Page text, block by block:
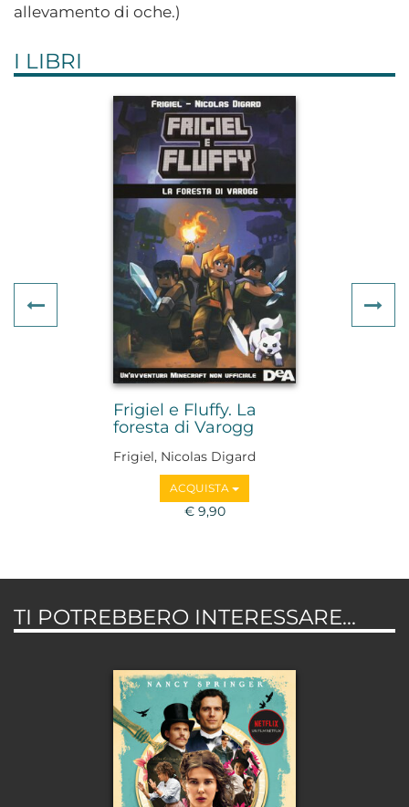
allevamento di oche.)
I LIBRI
Frigiel e Fluffy. La
foresta di Varogg
Frigiel, Nicolas Digard
ACQUISTA
€ 9,90
Previous
TI POTREBBERO INTERESSARE...